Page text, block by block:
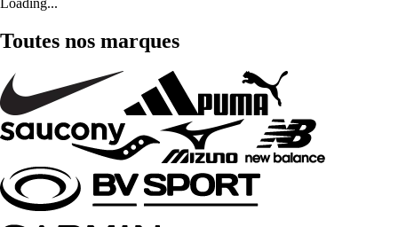
Loading...
Toutes nos marques